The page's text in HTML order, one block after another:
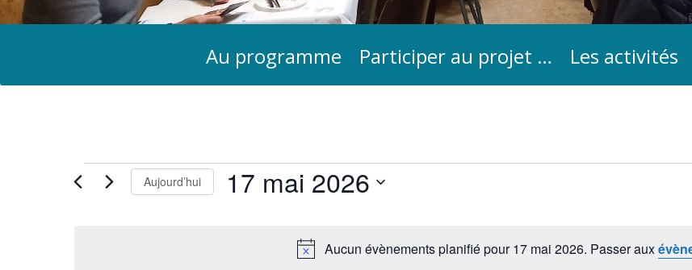
Au programme Participer au projet … Les activités
Évènements
for
Notice
Aucun évènements planifié pour 17 mai 2026. Passer aux
Aujourd’hui 17 mai 2026